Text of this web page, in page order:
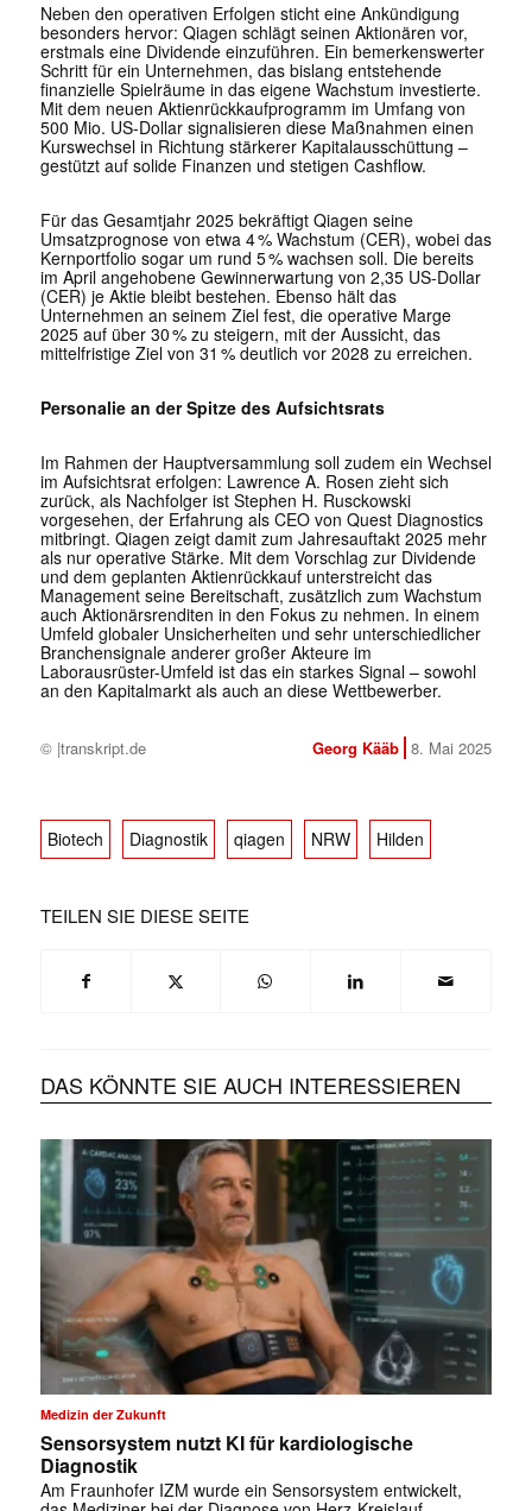
Neben den operativen Erfolgen sticht eine Ankündigung
besonders hervor: Qiagen schlägt seinen Aktionären vor,
erstmals eine Dividende einzuführen. Ein bemerkenswerter
Schritt für ein Unternehmen, das bislang entstehende
finanzielle Spielräume in das eigene Wachstum investierte.
Mit dem neuen Aktienrückkaufprogramm im Umfang von
500 Mio. US-Dollar signalisieren diese Maßnahmen einen
Kurswechsel in Richtung stärkerer Kapitalausschüttung –
gestützt auf solide Finanzen und stetigen Cashflow.
Für das Gesamtjahr 2025 bekräftigt Qiagen seine
Umsatzprognose von etwa 4 % Wachstum (CER), wobei das
Kernportfolio sogar um rund 5 % wachsen soll. Die bereits
im April angehobene Gewinnerwartung von 2,35 US-Dollar
(CER) je Aktie bleibt bestehen. Ebenso hält das
Unternehmen an seinem Ziel fest, die operative Marge
2025 auf über 30 % zu steigern, mit der Aussicht, das
mittelfristige Ziel von 31 % deutlich vor 2028 zu erreichen.
Personalie an der Spitze des Aufsichtsrats
Im Rahmen der Hauptversammlung soll zudem ein Wechsel
im Aufsichtsrat erfolgen: Lawrence A. Rosen zieht sich
zurück, als Nachfolger ist Stephen H. Rusckowski
vorgesehen, der Erfahrung als CEO von Quest Diagnostics
mitbringt. Qiagen zeigt damit zum Jahresauftakt 2025 mehr
als nur operative Stärke. Mit dem Vorschlag zur Dividende
und dem geplanten Aktienrückkauf unterstreicht das
Management seine Bereitschaft, zusätzlich zum Wachstum
auch Aktionärsrenditen in den Fokus zu nehmen. In einem
Umfeld globaler Unsicherheiten und sehr unterschiedlicher
Branchensignale anderer großer Akteure im
Laborausrüster-Umfeld ist das ein starkes Signal – sowohl
an den Kapitalmarkt als auch an diese Wettbewerber.
© |transkript.de Georg Kääb 8. Mai 2025
Biotech Diagnostik qiagen NRW Hilden
TEILEN SIE DIESE SEITE
DAS KÖNNTE SIE AUCH INTERESSIEREN
Medizin der Zukunft
Sensorsystem nutzt KI für kardiologische
Diagnostik
Am Fraunhofer IZM wurde ein Sensorsystem entwickelt,